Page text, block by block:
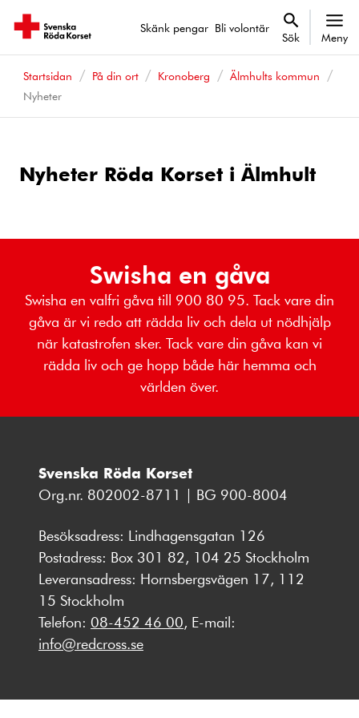
Skänk pengar Bli volontär
Sök Meny
Startsidan På din ort Kronoberg
Älmhults kommun
Nyheter
Nyheter Röda Korset i Älmhult
Swisha en gåva
Swisha en valfri gåva till 900 80 95. Tack vare din
gåva är vi redo att rädda liv och dela ut nödhjälp
när katastrofen sker. Tack vare din gåva kan vi
rädda liv och ge hopp både här hemma och
världen över.
Svenska Röda Korset
Org.nr. 802002-8711 | BG 900-8004
Besöksadress: Lindhagensgatan 126
Postadress: Box 301 82, 104 25 Stockholm
Leveransadress: Hornsbergsvägen 17, 112
15 Stockholm
Telefon: 08-452 46 00, E-mail:
info@redcross.se